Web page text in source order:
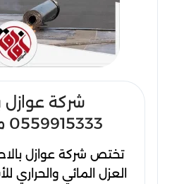
شركة عوازل​
0559915333 مع الضمان
تختص شركة عوازل
العزل المائي